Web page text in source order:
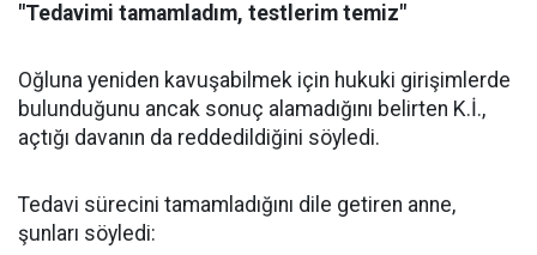
"Tedavimi tamamladım, testlerim temiz"
Oğluna yeniden kavuşabilmek için hukuki girişimlerde
bulunduğunu ancak sonuç alamadığını belirten K.İ.,
açtığı davanın da reddedildiğini söyledi.
Tedavi sürecini tamamladığını dile getiren anne,
şunları söyledi: